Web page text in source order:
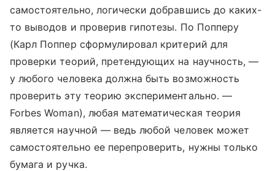
самостоятельно, логически добравшись до каких-
то выводов и проверив гипотезы. По Попперу
(Карл Поппер сформулировал критерий для
проверки теорий, претендующих на научность, —
у любого человека должна быть возможность
проверить эту теорию экспериментально. —
Forbes Woman), любая математическая теория
является научной — ведь любой человек может
самостоятельно ее перепроверить, нужны только
бумага и ручка.